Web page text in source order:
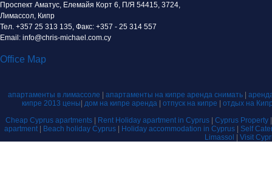
Проспект Аматус, Елемайя Корт 6, П/Я 54415, 3724,
Лимассол, Кипр
Тел. +357 25 313 135, Факс: +357 - 25 314 557
Email: info@chris-michael.com.cy
Office Map
апартаменты в лимассоле апартаменты на кипре аренда снимать
кипре 2013 цены дом на кипре аренда отпуск на кипре
отдых на
Cheap Cyprus apartments
Rent Holiday apartment in Cyprus Cyprus Property
apartment
Beach holiday Cyprus Holiday accommodation in Cyprus
Self
Limassol
Visit